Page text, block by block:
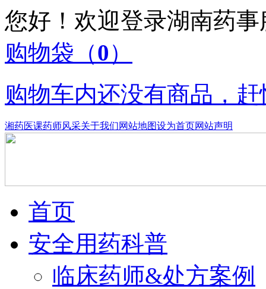
您好！欢迎登录湖南药
购物袋 （0）
购物车内还没有商品，
湘药医课药师风采关于我们网站地图设为首页网站声明
首页
安全用药科普
临床药师&处方案例